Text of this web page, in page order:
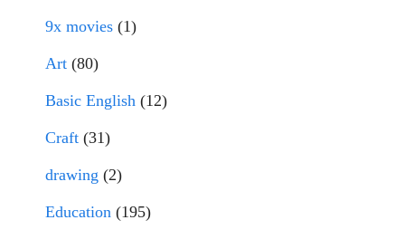
9x movies (1)
Art (80)
Basic English (12)
Craft (31)
drawing (2)
Education (195)